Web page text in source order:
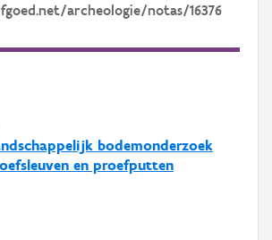
archeologie/notas/16376
bodemonderzoek
en proefputten